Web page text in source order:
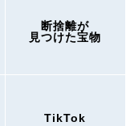
断捨離が
見つけた宝物
TikTok